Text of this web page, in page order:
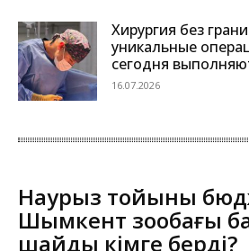
Хирургия без
уникальные
сегодня
16.07.2026